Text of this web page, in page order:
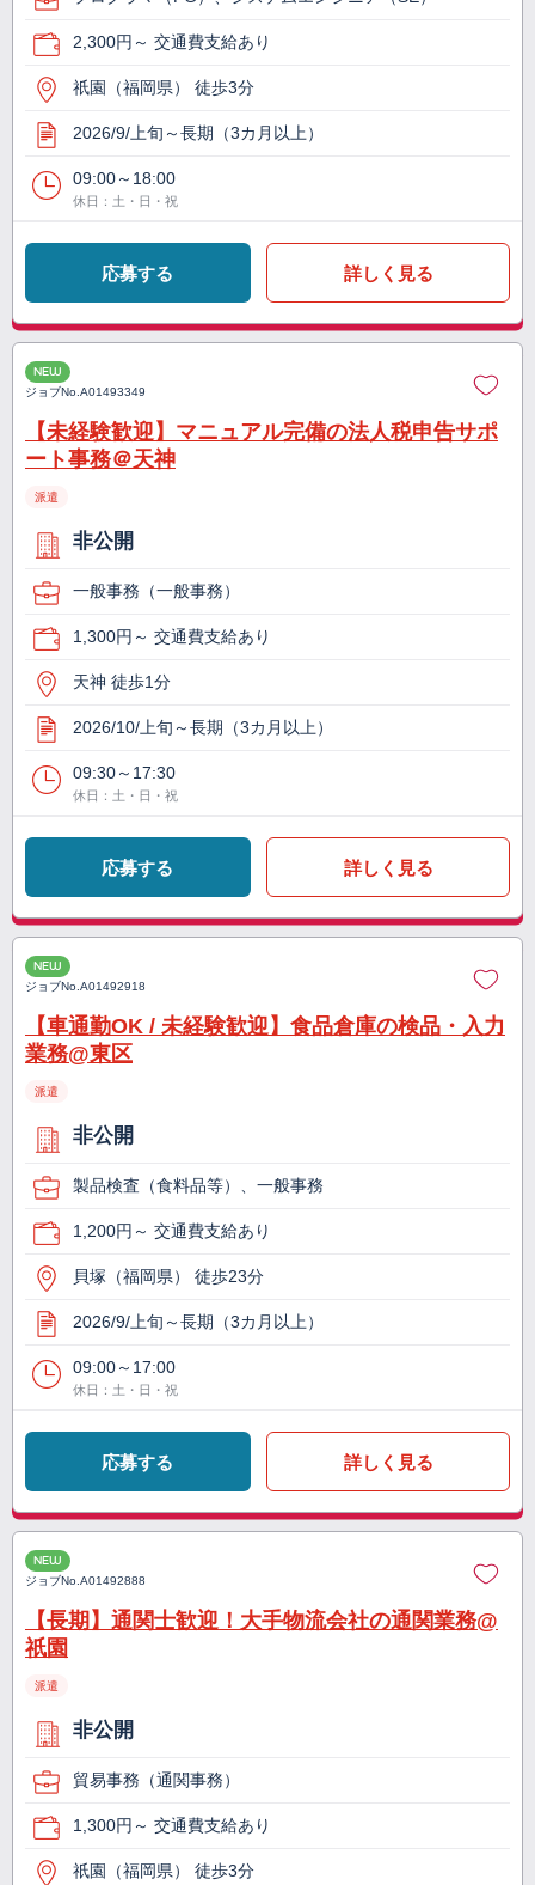
2,300円～ 交通費支給あり
祇園（福岡県） 徒歩3分
2026/9/上旬～長期（3カ月以上）
09:00～18:00
休日：土・日・祝
応募する 詳しく見る
NEW
ジョブNo.A01493349
【未経験歓迎】マニュアル完備の法人税申告サポ
ート事務＠天神
派遣
非公開
一般事務（一般事務）
1,300円～ 交通費支給あり
天神 徒歩1分
2026/10/上旬～長期（3カ月以上）
09:30～17:30
休日：土・日・祝
応募する 詳しく見る
NEW
ジョブNo.A01492918
【車通勤OK / 未経験歓迎】食品倉庫の検品・入力
業務@東区
派遣
非公開
製品検査（食料品等）、一般事務
1,200円～ 交通費支給あり
貝塚（福岡県） 徒歩23分
2026/9/上旬～長期（3カ月以上）
09:00～17:00
休日：土・日・祝
応募する 詳しく見る
NEW
ジョブNo.A01492888
【長期】通関士歓迎！大手物流会社の通関業務@
祇園
派遣
非公開
貿易事務（通関事務）
1,300円～ 交通費支給あり
祇園（福岡県） 徒歩3分